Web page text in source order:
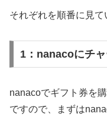
それぞれを順番に見て
1：nanacoにチ
nanacoでギフト券を
ですので、まずは